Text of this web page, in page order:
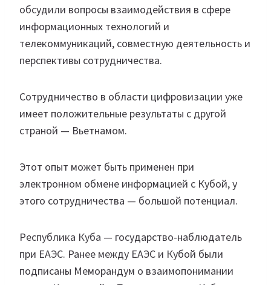
обсудили вопросы взаимодействия в сфере
информационных технологий и
телекоммуникаций, совместную деятельность и
перспективы сотрудничества.
Сотрудничество в области цифровизации уже
имеет положительные результаты с другой
страной — Вьетнамом.
Этот опыт может быть применен при
электронном обмене информацией с Кубой, у
этого сотрудничества — большой потенциал.
Республика Куба — государство-наблюдатель
при ЕАЭС. Ранее между ЕАЭС и Кубой были
подписаны Меморандум о взаимопонимании